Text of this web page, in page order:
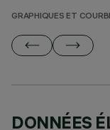
GRAPHIQUES ET
DONNÉES